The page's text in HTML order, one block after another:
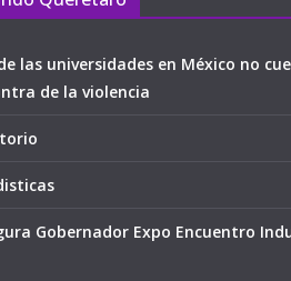
las universidades en México no
de la violencia
Gobernador Expo Encuentro